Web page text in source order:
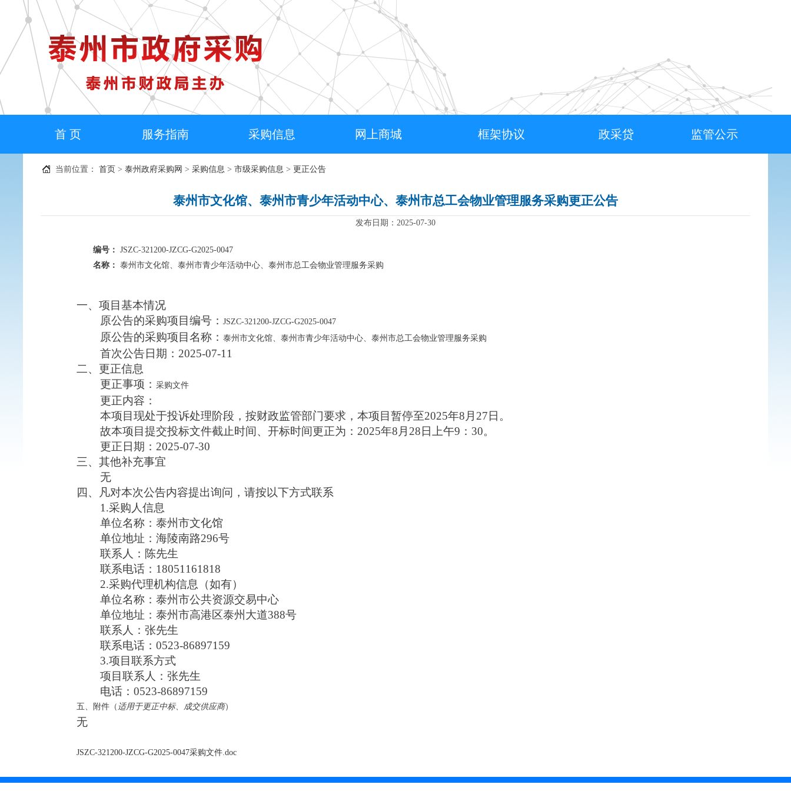
首 页 服务指南 采购信息 网上商城 框架协议 政采贷 监管公示
当前位置： 首页 > 泰州政府采购网 > 采购信息 > 市级采购信息 > 更正公告
泰州市文化馆、泰州市青少年活动中心、泰州市总工会物业管理服务采购更正公告
发布日期：2025-07-30
编号： JSZC-321200-JZCG-G2025-0047
名称： 泰州市文化馆、泰州市青少年活动中心、泰州市总工会物业管理服务采购
一、项目基本情况
原公告的采购项目编号： JSZC-321200-JZCG-G2025-0047
原公告的采购项目名称： 泰州市文化馆、泰州市青少年活动中心、泰州市总工会物业管理服务采购
首次公告日期： 2025-07-11
二、更正信息
更正事项： 采购文件
更正内容：
本项目现处于投诉处理阶段，按财政监管部门要求，本项目暂停至2025年8月27日。
故本项目提交投标文件截止时间、开标时间更正为：2025年8月28日上午9：30。
更正日期： 2025-07-30
三、其他补充事宜
无
四、凡对本次公告内容提出询问，请按以下方式联系
1.采购人信息
单位名称：泰州市文化馆
单位地址：海陵南路296号
联系人：陈先生
联系电话：18051161818
2.采购代理机构信息（如有）
单位名称：泰州市公共资源交易中心
单位地址：泰州市高港区泰州大道388号
联系人：张先生
联系电话：0523-86897159
3.项目联系方式
项目联系人：张先生
电话：0523-86897159
五、附件（ 适用于更正中标、成交供应商）
无
JSZC-321200-JZCG-G2025-0047采购文件.doc